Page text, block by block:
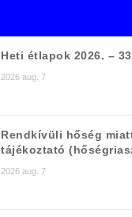
Heti étlapok 2026. –
2026 aug. 7
Rendkívüli hőség
tájékoztató
2026 aug. 7